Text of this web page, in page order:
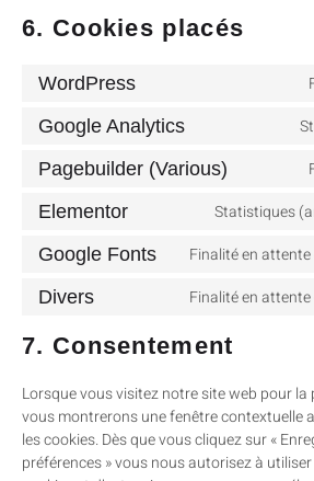
6. Cookies placés
WordPress
Google Analytics
Pagebuilder (Various)
Elementor Statistiques
Google Fonts Finalité en attente
Divers Finalité en attente
7. Consentement
Lorsque vous visitez notre site web pour la
vous montrerons une fenêtre contextuelle
les cookies. Dès que vous cliquez sur «
préférences » vous nous autorisez à